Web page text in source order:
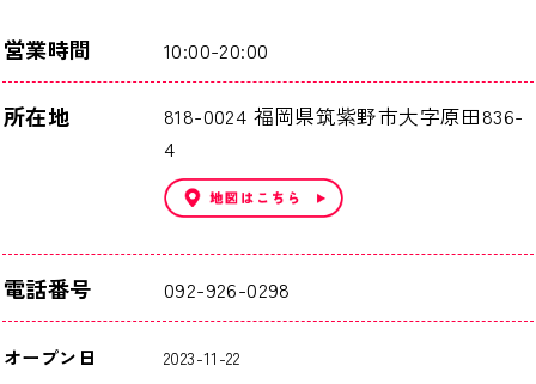
営業時間 10:00-20:00
所在地
818-0024 福岡県筑紫野市大字原田836-
4
電話番号 092-926-0298
オープン日 2023-11-22